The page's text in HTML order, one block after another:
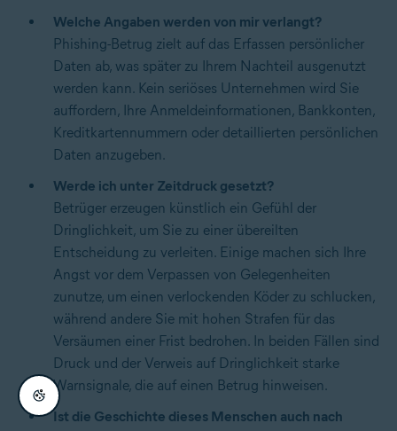
Welche Angaben werden von mir verlangt?
Phishing-Betrug zielt auf das Erfassen persönlicher
Daten ab, was später zu Ihrem Nachteil ausgenutzt
werden kann. Kein seriöses Unternehmen wird Sie
auffordern, Ihre Anmeldeinformationen, Bankkonten,
Kreditkartennummern oder detaillierten persönlichen
Daten anzugeben.
Werde ich unter Zeitdruck gesetzt?
Betrüger erzeugen künstlich ein Gefühl der
Dringlichkeit, um Sie zu einer übereilten
Entscheidung zu verleiten. Einige machen sich Ihre
Angst vor dem Verpassen von Gelegenheiten
zunutze, um einen verlockenden Köder zu schlucken,
während andere Sie mit hohen Strafen für das
Versäumen einer Frist bedrohen. In beiden Fällen sind
Druck und der Verweis auf Dringlichkeit starke
Warnsignale, die auf einen Betrug hinweisen.
Ist die Geschichte dieses Menschen auch nach